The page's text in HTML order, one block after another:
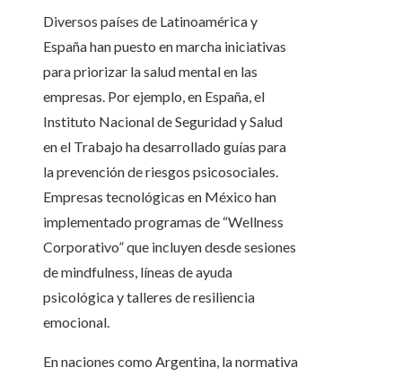
Diversos países de Latinoamérica y
España han puesto en marcha iniciativas
para priorizar la salud mental en las
empresas. Por ejemplo, en España, el
Instituto Nacional de Seguridad y Salud
en el Trabajo ha desarrollado guías para
la prevención de riesgos psicosociales.
Empresas tecnológicas en México han
implementado programas de “Wellness
Corporativo” que incluyen desde sesiones
de mindfulness, líneas de ayuda
psicológica y talleres de resiliencia
emocional.
En naciones como Argentina, la normativa